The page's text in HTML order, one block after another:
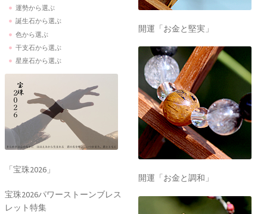
運勢から選ぶ
誕生石から選ぶ
色から選ぶ
干支石から選ぶ
星座石から選ぶ
「宝珠2026」
宝珠2026パワーストーンブレス
レット特集
開運「お金と堅実」
開運「お金と調和」